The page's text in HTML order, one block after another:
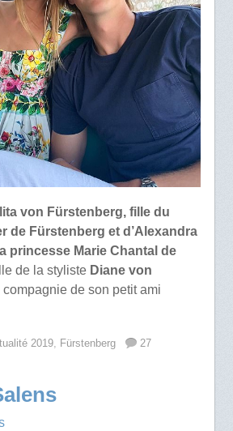
von Fürstenberg, fille du
de Fürstenberg et d’Alexandra
princesse Marie Chantal de
de la styliste Diane von
compagnie de son petit ami
2019, Fürstenberg
27